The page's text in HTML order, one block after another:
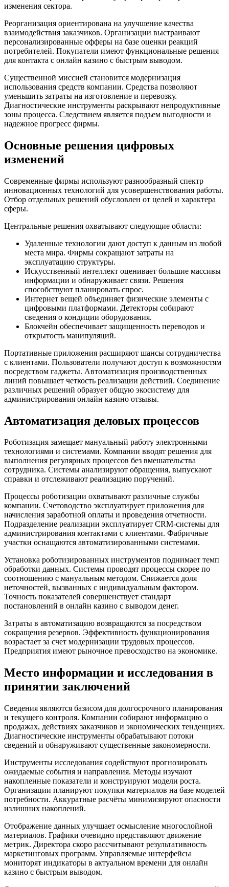
изменения сектора.
Реорганизация ориентирована на улучшение качества
взаимодействия заказчиков. Организации выстраивают
персонализированные офферы на базе оценки реакций
потребителей. Покупатели имеют функциональные решения
для контакта с онлайн казино с быстрым выводом.
Существенной миссией становится модернизация
использования средств компании. Средства позволяют
уменьшить затраты на изготовление и перевозку.
Диагностические инструменты раскрывают непродуктивные
зоны процесса. Следствием является подъем выгодности и
надежное прогресс фирмы.
Основные решения цифровых
изменений
Современные фирмы используют разнообразный спектр
инновационных технологий для усовершенствования работы.
Отбор отдельных решений обусловлен от целей и характера
сферы.
Центральные решения охватывают следующие области:
Удаленные технологии дают доступ к данным из любой
места мира. Фирмы сокращают затраты на
эксплуатацию структуры.
Искусственный интеллект оценивает большие массивы
информации и обнаруживает связи. Решения
способствуют планировать спрос.
Интернет вещей объединяет физические элементы с
цифровыми платформами. Детекторы собирают
сведения о кондиции оборудования.
Блокчейн обеспечивает защищенность переводов и
открытость манипуляций.
Портативные приложения расширяют шансы сотрудничества
с клиентами. Пользователи получают доступ к возможностям
посредством гаджеты. Автоматизация производственных
линий повышает четкость реализации действий. Соединение
различных решений образует общую экосистему для
администрирования онлайн казино отзывы.
Автоматизация деловых процессов
Роботизация замещает мануальный работу электронными
технологиями и системами. Компании вводят решения для
выполнения регулярных процессов без вмешательства
сотрудника. Системы анализируют обращения, выпускают
справки и отслеживают реализацию поручений.
Процессы роботизации охватывают различные службы
компании. Счетоводство эксплуатирует приложения для
начисления заработной оплаты и проведения отчетности.
Подразделение реализации эксплуатирует CRM-системы для
администрирования контактами с клиентами. Фабричные
участки оснащаются автоматизированными системами.
Установка роботизированных инструментов поднимает темп
обработки данных. Системы проводят процессы скорее по
соотношению с мануальным методом. Снижается доля
неточностей, вызванных с индивидуальным фактором.
Точность показателей совершенствует стандарт
постановлений в онлайн казино с выводом денег.
Затраты в автоматизацию возвращаются за посредством
сокращения резервов. Эффективность функционирования
возрастает за счет модернизации трудовых процессов.
Предприятия имеют рыночное превосходство на экономике.
Место информации и исследования в
принятии заключений
Сведения являются базисом для долгосрочного планирования
и текущего контроля. Компании собирают информацию о
продажах, действиях заказчиков и экономических тенденциях.
Диагностические инструменты обрабатывают потоки
сведений и обнаруживают существенные закономерности.
Инструменты исследования содействуют прогнозировать
ожидаемые события и направления. Методы изучают
накопленные показатели и конструируют модели роста.
Организации планируют покупки материалов на базе моделей
потребности. Аккуратные расчёты минимизируют опасности
излишних накоплений.
Отображение данных улучшает осмысление многослойной
материалов. Графики очевидно представляют движение
метрик. Директора скоро рассчитывают результативность
маркетинговых программ. Управляемые интерфейсы
мониторят индикаторы в актуальном времени для онлайн
казино с быстрым выводом.